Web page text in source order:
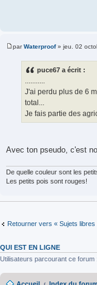
M
parWaterproof» jeu. 02
puce67 a écrit :
J'ai perdu plus de 6
total...
Je fais partie des
Avec ton pseudo, c'est
De quelle couleur sont les
Les petits pois sont rouges!
Retourner vers « Sujets libres
QUI EST EN LIGNE
Utilisateurs parcourant ce forum